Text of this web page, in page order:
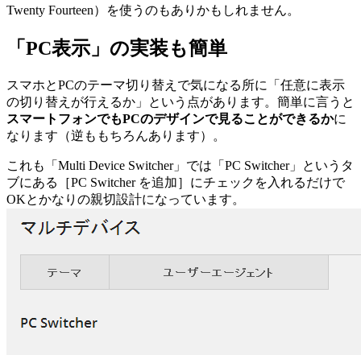
Twenty Fourteen）を使うのもありかもしれません。
「PC表示」の実装も簡単
スマホとPCのテーマ切り替えで気になる所に「任意に表示
の切り替えが行えるか」という点があります。簡単に言うと
スマートフォンでもPCのデザインで見ることができるかに
なります（逆ももちろんあります）。
これも「Multi Device Switcher」では「PC Switcher」というタ
ブにある［PC Switcher を追加］にチェックを入れるだけで
OKとかなりの親切設計になっています。